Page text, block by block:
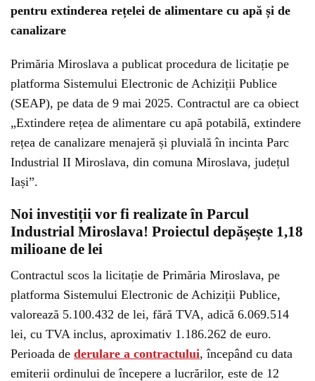
pentru extinderea rețelei de alimentare cu apă și de
canalizare
Primăria Miroslava a publicat procedura de licitație pe
platforma Sistemului Electronic de Achiziții Publice
(SEAP), pe data de 9 mai 2025. Contractul are ca obiect
„Extindere rețea de alimentare cu apă potabilă, extindere
rețea de canalizare menajeră și pluvială în incinta Parc
Industrial II Miroslava, din comuna Miroslava, județul
Iași”.
Noi investiții vor fi realizate în Parcul
Industrial Miroslava! Proiectul depășește 1,18
milioane de lei
Contractul scos la licitație de Primăria Miroslava, pe
platforma Sistemului Electronic de Achiziții Publice,
valorează 5.100.432 de lei, fără TVA, adică 6.069.514
lei, cu TVA inclus, aproximativ 1.186.262 de euro.
Perioada de derulare a contractului, începând cu data
emiterii ordinului de începere a lucrărilor, este de 12